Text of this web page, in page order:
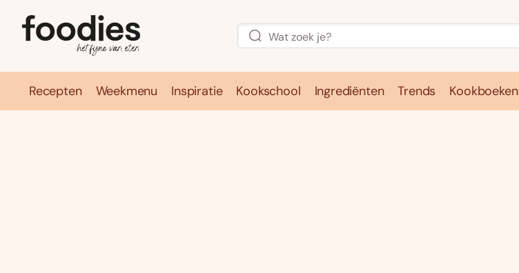
Recepten Weekmenu Inspiratie Kookschool Ingrediënten Trends Kookboeken